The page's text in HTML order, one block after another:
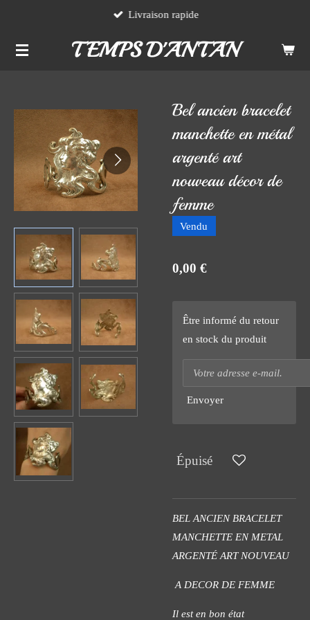
contenu
TEMPS D'ANTAN
Livraison rapide
Bel ancien bracelet
manchette en métal
argenté art
nouveau décor de
femme
Vendu
0,00 €
Être informé du retour
en stock du produit
Envoyer
Épuisé
BEL ANCIEN BRACELET
MANCHETTE EN METAL
ARGENTÉ ART NOUVEAU
A DECOR DE FEMME
Il est en bon état